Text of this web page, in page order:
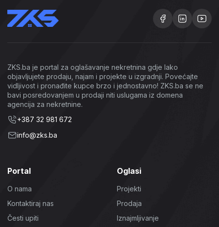
ZKS.ba je portal za oglašavanje nekretnina gdje lako
objavljujete prodaju, najam i projekte u izgradnji. Povećajte
vidljivost i pronađite kupce brzo i jednostavno! ZKS.ba se ne
bavi posredovanjem u prodaji niti uslugama iz domena
agencija za nekretnine.
+387 32 981 672
info@zks.ba
Portal
O nama
Kontaktiraj nas
Česti upiti
Oglasi
Projekti
Prodaja
Iznajmljivanje